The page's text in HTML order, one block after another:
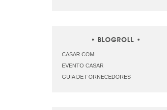
BLOGROLL
CASAR.COM
EVENTO CASAR
GUIA DE FORNECEDORES